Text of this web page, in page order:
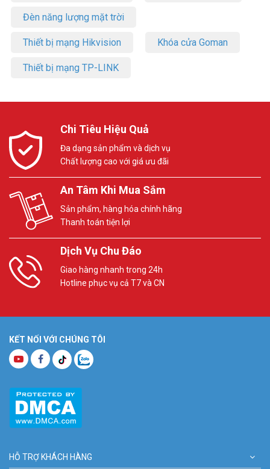
Đèn năng lượng mặt trời
Thiết bị mạng Hikvision Khóa cửa Goman
Thiết bị mạng TP-LINK
Chi Tiêu Hiệu Quả
Đa dạng sản phẩm và dịch vụ
Chất lượng cao với giá ưu đãi
An Tâm Khi Mua Sắm
Sản phẩm, hàng hóa chính hãng
Thanh toán tiện lợi
Dịch Vụ Chu Đáo
Giao hàng nhanh trong 24h
Hotline phục vụ cả T7 và CN
KẾT NỐI VỚI CHÚNG TÔI
HỖ TRỢ KHÁCH HÀNG